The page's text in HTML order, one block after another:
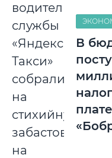
водители
службы
«Яндекс.
Такси»
собрались
на
стихийную
забастовку
на
В